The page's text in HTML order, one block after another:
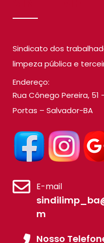
Sindicato dos
limpeza pública e
Endereço:
Rua Cônego Pereira,
Portas – Salvador-BA
E-mail
m
Nosso